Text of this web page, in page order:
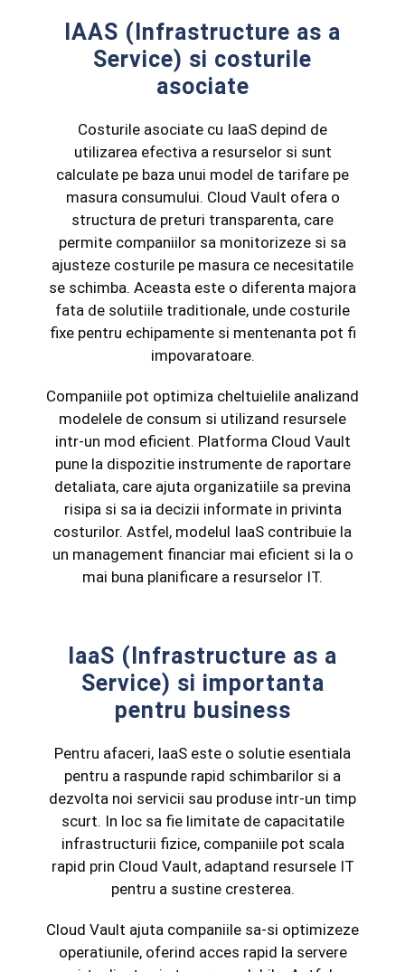
IAAS (Infrastructure as a
Service) si costurile
asociate
Costurile asociate cu IaaS depind de
utilizarea efectiva a resurselor si sunt
calculate pe baza unui model de tarifare pe
masura consumului. Cloud Vault ofera o
structura de preturi transparenta, care
permite companiilor sa monitorizeze si sa
ajusteze costurile pe masura ce necesitatile
se schimba. Aceasta este o diferenta majora
fata de solutiile traditionale, unde costurile
fixe pentru echipamente si mentenanta pot fi
impovaratoare.
Companiile pot optimiza cheltuielile analizand
modelele de consum si utilizand resursele
intr-un mod eficient. Platforma Cloud Vault
pune la dispozitie instrumente de raportare
detaliata, care ajuta organizatiile sa previna
risipa si sa ia decizii informate in privinta
costurilor. Astfel, modelul IaaS contribuie la
un management financiar mai eficient si la o
mai buna planificare a resurselor IT.
IaaS (Infrastructure as a
Service) si importanta
pentru business
Pentru afaceri, IaaS este o solutie esentiala
pentru a raspunde rapid schimbarilor si a
dezvolta noi servicii sau produse intr-un timp
scurt. In loc sa fie limitate de capacitatile
infrastructurii fizice, companiile pot scala
rapid prin Cloud Vault, adaptand resursele IT
pentru a sustine cresterea.
Cloud Vault ajuta companiile sa-si optimizeze
operatiunile, oferind acces rapid la servere